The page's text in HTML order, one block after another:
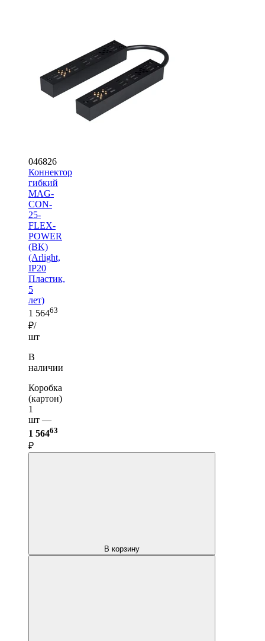
046826
Коннектор
гибкий
MAG-
CON-
25-
FLEX-
POWER
(BK)
(Arlight,
IP20
Пластик,
5
лет)
1 56463
₽/
шт
В
наличии
Коробка
(картон)
1
шт —
1 56463
₽
В корзину